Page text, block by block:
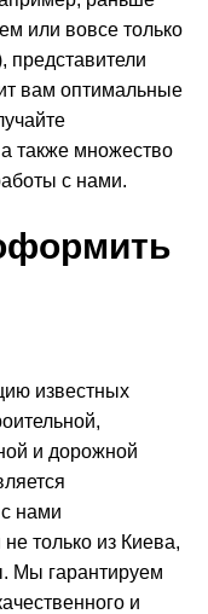
или вовсе только
представители
вам оптимальные
также множество
с нами.
известных
и дорожной
с нами
только из Киева,
Мы гарантируем
и